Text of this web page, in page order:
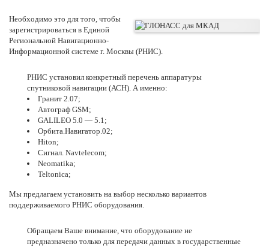
Необходимо это для того, чтобы
зарегистрироваться в Единой
Региональной Навигационно-
Информационной системе г. Москвы (РНИС).
РНИС установил конкретный перечень аппаратуры
спутниковой навигации (АСН). А именно:
Гранит 2.07;
Автограф GSM;
GALILEO 5.0 — 5.1;
Орбита.Навигатор.02;
Hiton;
Сигнал. Navtelecom;
Neomatika;
Teltonica;
Мы предлагаем установить на выбор несколько вариантов
поддерживаемого РНИС оборудования.
Обращаем Ваше внимание, что оборудование не
предназначено только для передачи данных в государственные